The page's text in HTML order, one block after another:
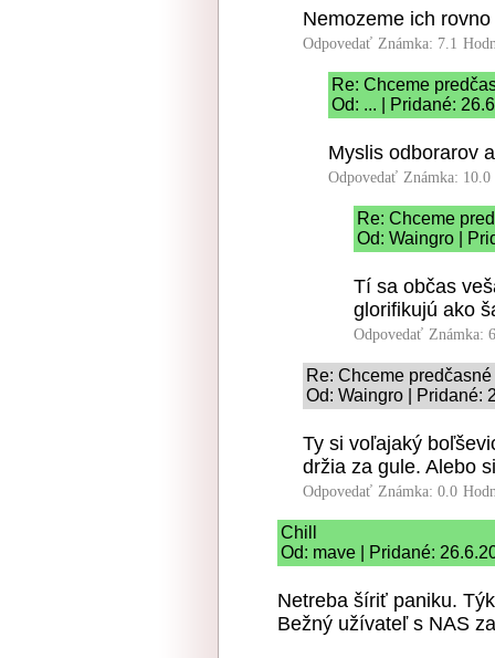
Nemozeme ich
Odpovedať Známka: 7.1
Re: Chceme
Od: ... | Pridané:
Myslis odborarov
Odpovedať Známka: 10.0
Re: Chceme
Od: Waingro |
Tí sa občas
glorifikujú ako
Odpovedať Známka:
Re: Chceme
Od: Waingro | Pridané:
Ty si voľajaký
držia za gule. Alebo
Odpovedať Známka: 0.0
Chill
Od: mave | Pridané:
Netreba šíriť paniku.
Bežný užívateľ s NAS